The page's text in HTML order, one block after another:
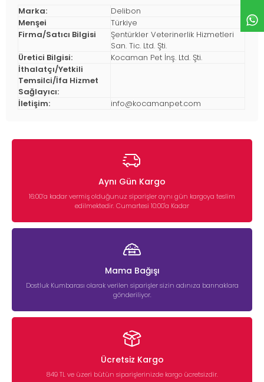
Marka:
Delibon
Menşei
Türkiye
Firma/Satıcı Bilgisi
Şentürkler Veterinerlik Hizmetleri
San. Tic. Ltd. Şti.
Üretici Bilgisi:
Kocaman Pet İnş. Ltd. Şti.
İthalatçı/Yetkili
Temsilci/İfa Hizmet
Sağlayıcı:
İletişim:
info@kocamanpet.com
Aynı Gün Kargo
16:00’a kadar vermiş olduğunuz siparişler aynı gün kargoya teslim
edilmektedir. Cumartesi 10:00'a Kadar
Mama Bağışı
Dostluk Kumbarası olarak verilen siparişler sizin adınıza barınaklara
gönderiliyor.
Ücretsiz Kargo
849 TL ve üzeri bütün siparişlerinizde kargo ücretsizdir.